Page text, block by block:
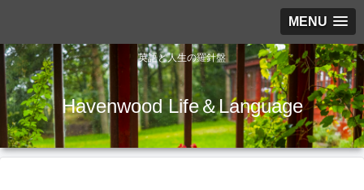
MENU
英語と人生の羅針盤
Havenwood Life＆Language